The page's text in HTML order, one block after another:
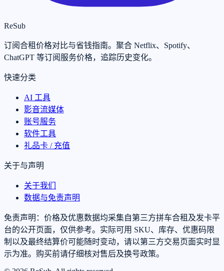
ReSub
订阅合租价格对比与省钱指南。聚合 Netflix、Spotify、
ChatGPT 等订阅服务价格，追踪历史变化。
快速分类
AI 工具
影音流媒体
账号服务
软件工具
礼品卡 / 充值
关于与声明
关于我们
数据与免责声明
免责声明：价格及优惠数据均采集自第三方拼车合租及发卡平
台的公开页面，仅供参考。实际可用 SKU、库存、优惠码限
制以及最终结算价可能随时变动，请以第三方交易页面实时显
示为准。购买前请仔细核对售后及换号政策。